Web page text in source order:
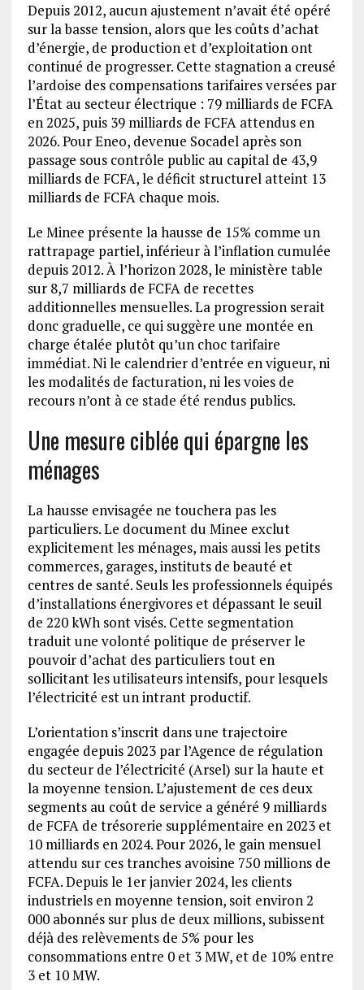
Depuis 2012, aucun ajustement n’avait été opéré
sur la basse tension, alors que les coûts d’achat
d’énergie, de production et d’exploitation ont
continué de progresser. Cette stagnation a creusé
l’ardoise des compensations tarifaires versées par
l’État au secteur électrique : 79 milliards de FCFA
en 2025, puis 39 milliards de FCFA attendus en
2026. Pour Eneo, devenue Socadel après son
passage sous contrôle public au capital de 43,9
milliards de FCFA, le déficit structurel atteint 13
milliards de FCFA chaque mois.
Le Minee présente la hausse de 15% comme un
rattrapage partiel, inférieur à l’inflation cumulée
depuis 2012. À l’horizon 2028, le ministère table
sur 8,7 milliards de FCFA de recettes
additionnelles mensuelles. La progression serait
donc graduelle, ce qui suggère une montée en
charge étalée plutôt qu’un choc tarifaire
immédiat. Ni le calendrier d’entrée en vigueur, ni
les modalités de facturation, ni les voies de
recours n’ont à ce stade été rendus publics.
Une mesure ciblée qui épargne les
ménages
La hausse envisagée ne touchera pas les
particuliers. Le document du Minee exclut
explicitement les ménages, mais aussi les petits
commerces, garages, instituts de beauté et
centres de santé. Seuls les professionnels équipés
d’installations énergivores et dépassant le seuil
de 220 kWh sont visés. Cette segmentation
traduit une volonté politique de préserver le
pouvoir d’achat des particuliers tout en
sollicitant les utilisateurs intensifs, pour lesquels
l’électricité est un intrant productif.
L’orientation s’inscrit dans une trajectoire
engagée depuis 2023 par l’Agence de régulation
du secteur de l’électricité (Arsel) sur la haute et
la moyenne tension. L’ajustement de ces deux
segments au coût de service a généré 9 milliards
de FCFA de trésorerie supplémentaire en 2023 et
10 milliards en 2024. Pour 2026, le gain mensuel
attendu sur ces tranches avoisine 750 millions de
FCFA. Depuis le 1er janvier 2024, les clients
industriels en moyenne tension, soit environ 2
000 abonnés sur plus de deux millions, subissent
déjà des relèvements de 5% pour les
consommations entre 0 et 3 MW, et de 10% entre
3 et 10 MW.